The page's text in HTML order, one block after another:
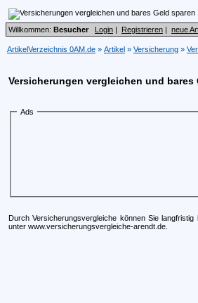
Willkommen: Besucher Login | Registrieren | neue
ArtikelVerzeichnis 0AM.de » Artikel » Versicherung »
Versicherungen vergleichen und bares
Ads
Durch Versicherungsvergleiche können Sie
unter www.versicherungsvergleiche-arendt.de.